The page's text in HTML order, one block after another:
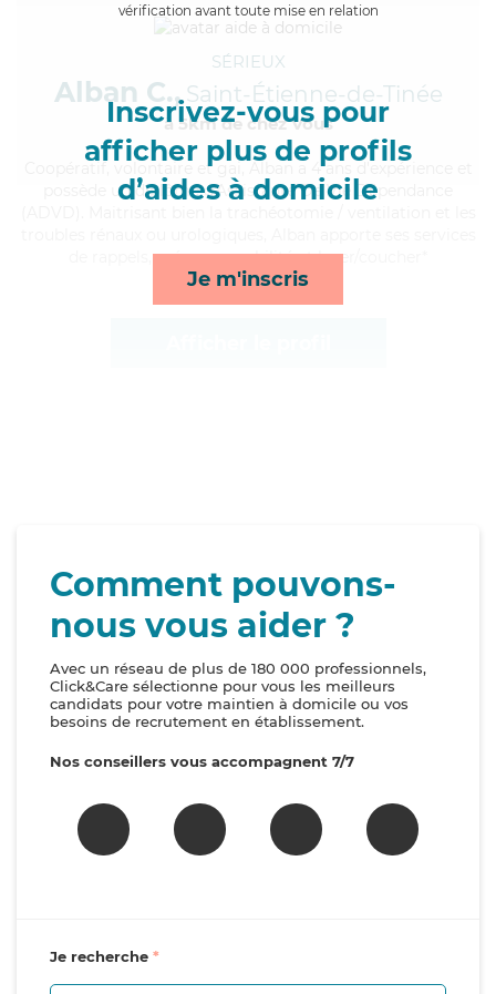
vérification avant toute mise en relation
Inscrivez-vous pour
afficher plus de profils
d’aides à domicile
Je m'inscris
SÉRIEUX
Alban C., Saint-Étienne-de-Tinée
à 5km de chez Vous
, volontaire et gai, Alban a 4 ans d'expérience et
possède un diplôme d'Assistante De Vie Dépendance
de rappels, ménage, mobilité et lever/coucher*
Comment pouvons-
nous vous aider ?
Avec un réseau de plus de 180 000 professionnels,
Click&Care sélectionne pour vous les meilleurs
candidats pour votre maintien à domicile ou vos
besoins de recrutement en établissement.
Nos conseillers vous accompagnent 7/7
Je recherche